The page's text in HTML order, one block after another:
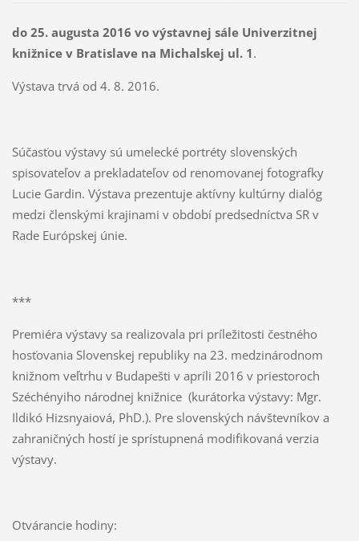
do 25. augusta 2016 vo výstavnej sále Univerzitnej
knižnice v Bratislave na Michalskej ul. 1.
Výstava trvá od 4. 8. 2016.
Súčasťou výstavy sú umelecké portréty slovenských
spisovateľov a prekladateľov od renomovanej fotografky
Lucie Gardin. Výstava prezentuje aktívny kultúrny dialóg
medzi členskými krajinami v období predsedníctva SR v
Rade Európskej únie.
***
Premiéra výstavy sa realizovala pri príležitosti čestného
hosťovania Slovenskej republiky na 23. medzinárodnom
knižnom veľtrhu v Budapešti v apríli 2016 v priestoroch
Széchényiho národnej knižnice (kurátorka výstavy: Mgr.
Ildikó Hizsnyaiová, PhD.). Pre slovenských návštevníkov a
zahraničných hostí je sprístupnená modifikovaná verzia
výstavy.
Otvárancie hodiny: